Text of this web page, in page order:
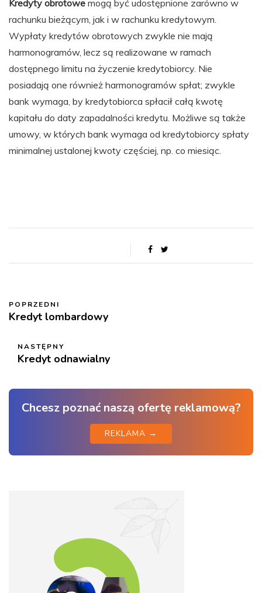
Kredyty obrotowe mogą być udostępnione zarówno w
rachunku bieżącym, jak i w rachunku kredytowym.
Wypłaty kredytów obrotowych zwykle nie mają
harmonogramów, lecz są realizowane w ramach
dostępnego limitu na życzenie kredytobiorcy. Nie
posiadają one również harmonogramów spłat; zwykle
bank wymaga, by kredytobiorca spłacił całą kwotę
kapitału do daty zapadalności kredytu. Możliwe są także
umowy, w których bank wymaga od kredytobiorcy spłaty
minimalnej ustalonej kwoty częściej, np. co miesiąc.
POPRZEDNI
Kredyt lombardowy
NASTĘPNY
Kredyt odnawialny
Chcesz poznać naszą ofertę reklamową?
REKLAMA →